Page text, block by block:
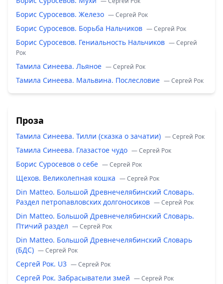
Борис Суросевов. Железо — Сергей Рок
Борис Суросевов. Борьба Нальчиков — Сергей Рок
Борис Суросевов. Гениальность Нальчиков — Сергей
Рок
Тамила Синеева. Льяное — Сергей Рок
Тамила Синеева. Мальвина. Послесловие — Сергей Рок
Проза
Тамила Синеева. Тилли (сказка о зачатии) — Сергей Рок
Тамила Синеева. Глазастое чудо — Сергей Рок
Борис Суросевов о себе — Сергей Рок
Щехов. Великолепная кошка — Сергей Рок
Din Matteo. Большой Древнечелябинский Словарь.
Раздел петропавловских долгоносиков — Сергей Рок
Din Matteo. Большой Древнечелябинский Словарь.
Птичий раздел — Сергей Рок
Din Matteo. Большой Древнечелябинский Словарь
(БДС) — Сергей Рок
Сергей Рок. U3 — Сергей Рок
Сергей Рок. Забрасыватели змей — Сергей Рок